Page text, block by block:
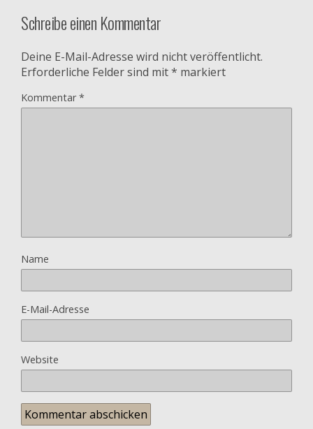
Schreibe einen Kommentar
Deine E-Mail-Adresse wird nicht veröffentlicht.
Erforderliche Felder sind mit* markiert
Kommentar*
Name
E-Mail-Adresse
Website